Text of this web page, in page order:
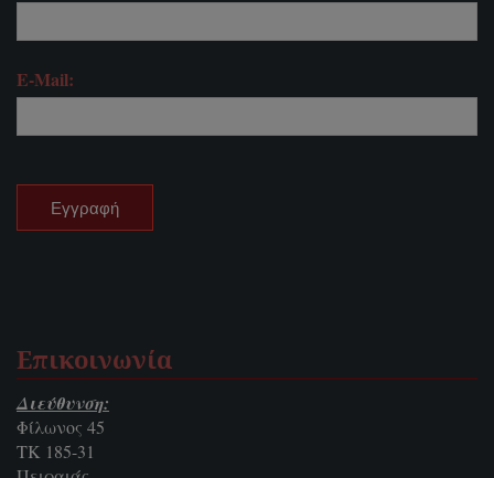
E-Mail:
Επικοινωνία
Διεύθυνση:
Φίλωνος 45
ΤΚ 185-31